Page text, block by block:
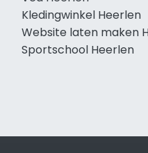
Kledingwinkel Heerlen
Website laten maken
Sportschool Heerlen